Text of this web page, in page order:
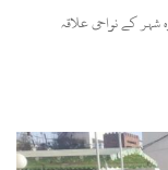
ترین۔ 07 اپریل 2019ء) مینگورہ شہر کے نواحی علاقہ